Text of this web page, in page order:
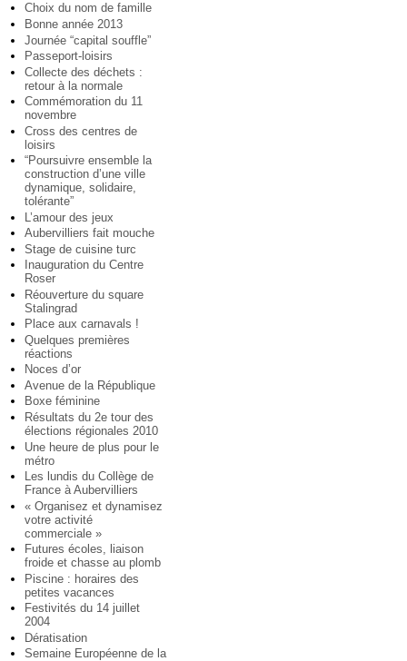
Choix du nom de famille
Bonne année 2013
Journée “capital souffle”
Passeport-loisirs
Collecte des déchets :
retour à la normale
Commémoration du 11
novembre
Cross des centres de
loisirs
“Poursuivre ensemble la
construction d’une ville
dynamique, solidaire,
tolérante”
L’amour des jeux
Aubervilliers fait mouche
Stage de cuisine turc
Inauguration du Centre
Roser
Réouverture du square
Stalingrad
Place aux carnavals !
Quelques premières
réactions
Noces d’or
Avenue de la République
Boxe féminine
Résultats du 2e tour des
élections régionales 2010
Une heure de plus pour le
métro
Les lundis du Collège de
France à Aubervilliers
« Organisez et dynamisez
votre activité
commerciale »
Futures écoles, liaison
froide et chasse au plomb
Piscine : horaires des
petites vacances
Festivités du 14 juillet
2004
Dératisation
Semaine Européenne de la